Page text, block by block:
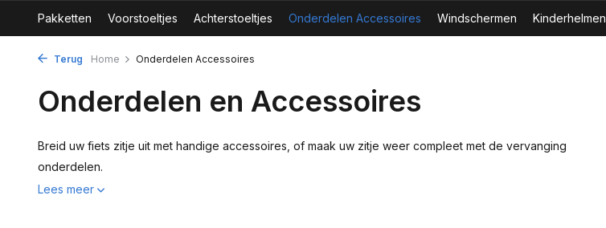
Pakketten Voorstoeltjes Achterstoeltjes Onderdelen Accessoires Windschermen Kinderhelmen
Terug Home Onderdelen Accessoires
Onderdelen en Accessoires
Breid uw fiets zitje uit met handige accessoires, of maak uw zitje weer compleet met de vervanging
onderdelen.
Lees meer